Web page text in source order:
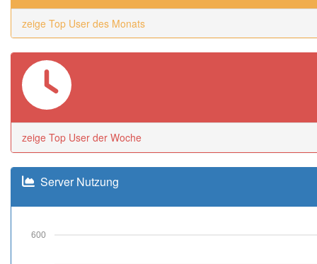
zeige Top User des Monats
zeige Top User der Woche
Server Nutzung
600